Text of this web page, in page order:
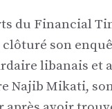
du Financial
clôturé son
libanais et
Najib Mikati,